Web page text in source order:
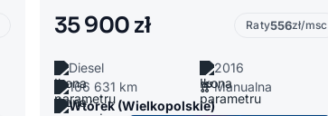
35 900 zł Raty556zł/msc
Diesel
2016
166 631 km
Manualna
Wtórek (Wielkopolskie)